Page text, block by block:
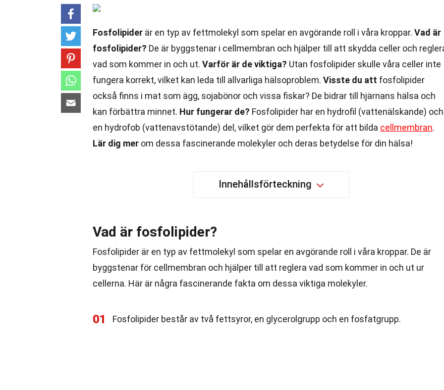
Fosfolipider är en typ av fettmolekyl som spelar en avgörande roll i våra kroppar. Vad är
fosfolipider? De är byggstenar i cellmembran och hjälper till att skydda celler och
vad som kommer in och ut. Varför är de viktiga? Utan fosfolipider skulle våra celler inte
fungera korrekt, vilket kan leda till allvarliga hälsoproblem. Visste du att fosfolipider
också finns i mat som ägg, sojabönor och vissa fiskar? De bidrar till hjärnans hälsa och
kan förbättra minnet. Hur fungerar de? Fosfolipider har en hydrofil (vattenälskande) och
en hydrofob (vattenavstötande) del, vilket gör dem perfekta för att bilda cellmembran.
Lär dig mer om dessa fascinerande molekyler och deras betydelse för din hälsa!
Innehållsförteckning
Vad är fosfolipider?
Fosfolipider är en typ av fettmolekyl som spelar en avgörande roll i våra kroppar. De är
byggstenar för cellmembran och hjälper till att reglera vad som kommer in och ut ur
cellerna. Här är några fascinerande fakta om dessa viktiga molekyler.
01 Fosfolipider består av två fettsyror, en glycerolgrupp och en fosfatgrupp.